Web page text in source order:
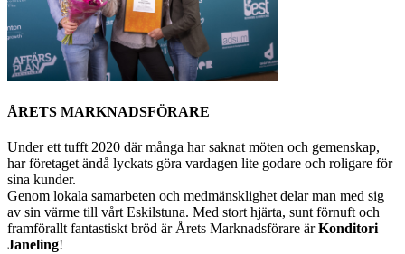
ÅRETS MARKNADSFÖRARE
Under ett tufft 2020 där många har saknat möten och gemenskap,
har företaget ändå lyckats göra vardagen lite godare och roligare för
sina kunder.
Genom lokala samarbeten och medmänsklighet delar man med sig
av sin värme till vårt Eskilstuna. Med stort hjärta, sunt förnuft och
framförallt fantastiskt bröd är Årets Marknadsförare ärKonditori
Janeling!